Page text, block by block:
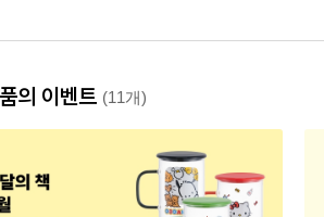
의 이벤트 (11개)